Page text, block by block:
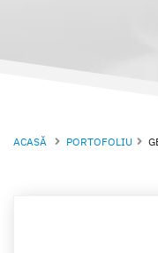
ACASĂ PORTOFOLIU